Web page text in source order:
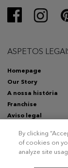
ASPETOS
Homepage
Our Story
A nossa história
Franchise
Aviso legal
By clicking
of cookies on
analyze site